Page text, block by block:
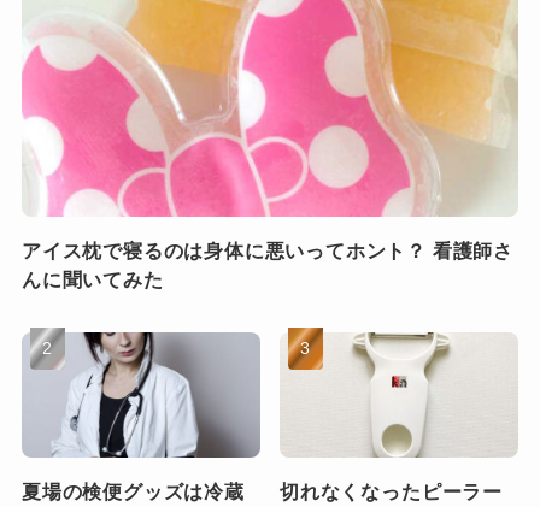
アイス枕で寝るのは身体に悪いってホント？ 看護師さ
んに聞いてみた
夏場の検便グッズは冷蔵
切れなくなったピーラー